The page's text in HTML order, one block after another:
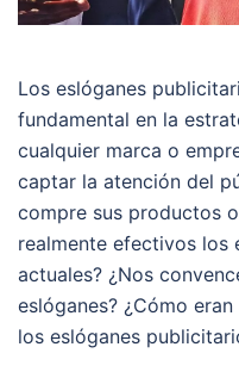
Los eslóganes
fundamental en la
cualquier marca o
captar la atención del
compre sus productos
realmente efectivos los
actuales? ¿Nos
eslóganes? ¿Cómo
los eslóganes